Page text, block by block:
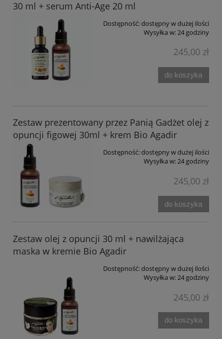
30 ml + serum Anti-Age 20 ml
Dostępność:dostępny w dużej ilości
Wysyłka w:24 godziny
245,00 zł
do koszyka
Zestaw prezentowany przez Panią Gadżet olej z
opuncji figowej 30ml + krem Bio Agadir
Dostępność:dostępny w dużej ilości
Wysyłka w:24 godziny
245,00 zł
do koszyka
Zestaw olej z opuncji 30 ml + nawilżająca
maska w kremie Bio Agadir
Dostępność:dostępny w dużej ilości
Wysyłka w:24 godziny
245,00 zł
do koszyka